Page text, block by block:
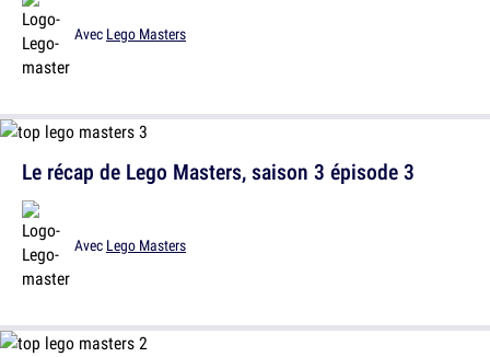
Avec Lego Masters
Le récap de Lego Masters, saison 3 épisode 3
Avec Lego Masters